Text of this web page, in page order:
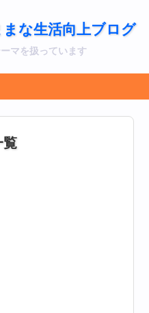
な生活向上ブログ
マを扱っています
覧